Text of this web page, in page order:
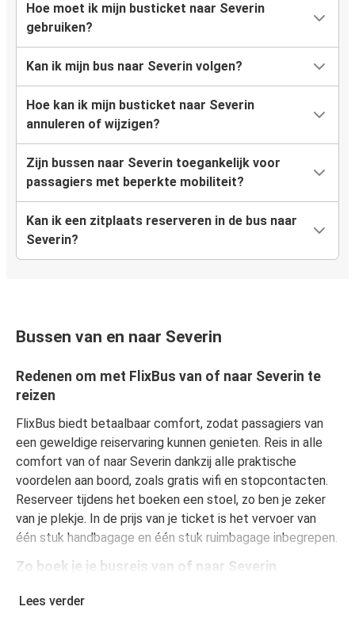
Hoe moet ik mijn busticket naar Severin
gebruiken?
Kan ik mijn bus naar Severin volgen?
Hoe kan ik mijn busticket naar Severin
annuleren of wijzigen?
Zijn bussen naar Severin toegankelijk voor
passagiers met beperkte mobiliteit?
Kan ik een zitplaats reserveren in de bus naar
Severin?
Bussen van en naar Severin
Redenen om met FlixBus van of naar Severin te
reizen
FlixBus biedt betaalbaar comfort, zodat passagiers van
een geweldige reiservaring kunnen genieten. Reis in alle
comfort van of naar Severin dankzij alle praktische
voordelen aan boord, zoals gratis wifi en stopcontacten.
Reserveer tijdens het boeken een stoel, zo ben je zeker
van je plekje. In de prijs van je ticket is het vervoer van
één stuk handbagage en één stuk ruimbagage inbegrepen.
Zo boek je je busreis van of naar Severin
Een reis boeken bij FlixBus is heel simpel: dat kan op deze
Lees verder